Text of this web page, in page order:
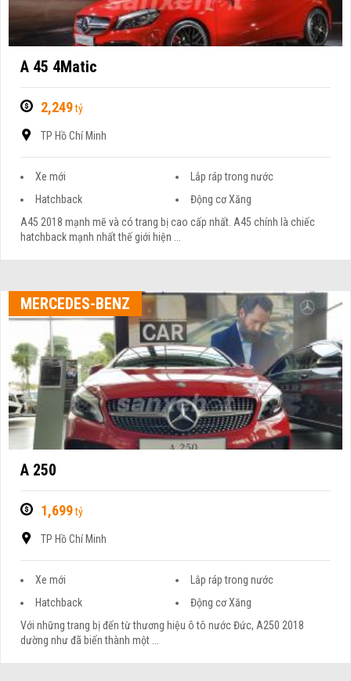
A 45 4Matic
2,249tỷ
TP Hồ Chí Minh
Xe mới
Lắp ráp trong nước
Hatchback
Động cơ Xăng
A45 2018 mạnh mẽ và có trang bị cao cấp nhất. A45 chính là chiếc
hatchback mạnh nhất thế giới hiện ...
MERCEDES-BENZ
A 250
1,699tỷ
TP Hồ Chí Minh
Xe mới
Lắp ráp trong nước
Hatchback
Động cơ Xăng
Với những trang bị đến từ thương hiệu ô tô nước Đức, A250 2018
dường như đã biến thành một ...